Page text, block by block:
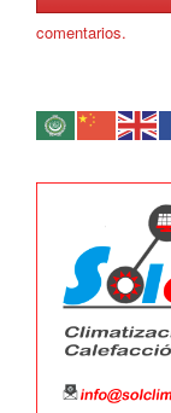
comentarios.